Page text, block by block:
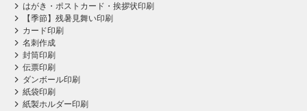
はがき・ポストカード・挨拶状印刷
【季節】残暑見舞い印刷
カード印刷
名刺作成
封筒印刷
伝票印刷
ダンボール印刷
紙袋印刷
紙製ホルダー印刷